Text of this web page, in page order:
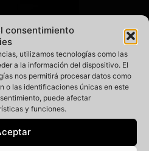
consentimiento
utilizamos tecnologías como las
a la información del dispositivo. El
nos permitirá procesar datos como
o las identificaciones únicas en este
puede afectar
y funciones.de la